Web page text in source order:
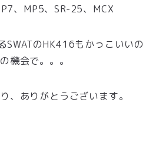
、MP5、SR-25、MCX
SWATのHK416もかっこいいの
機会で。。。
、ありがとうございます。